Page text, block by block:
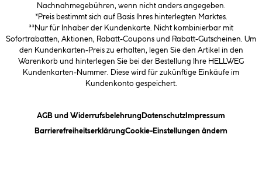
Nachnahmegebühren, wenn nicht anders angegeben.
*Preis bestimmt sich auf Basis Ihres hinterlegten Marktes.
**Nur für Inhaber der Kundenkarte. Nicht kombinierbar mit
Sofortrabatten, Aktionen, Rabatt-Coupons und Rabatt-Gutscheinen. Um
den Kundenkarten-Preis zu erhalten, legen Sie den Artikel in den
Warenkorb und hinterlegen Sie bei der Bestellung Ihre HELLWEG
Kundenkarten-Nummer. Diese wird für zukünftige Einkäufe im
Kundenkonto gespeichert.
AGB und Widerrufsbelehrung (öffnet ein Dialogfeld)
Datenschutz(öffnet ein Dialogfeld)
Impressum
Barrierefreiheitserklärung(öffnet ein Dialogfeld)
Cookie-Einstellungen ändern(öffnet